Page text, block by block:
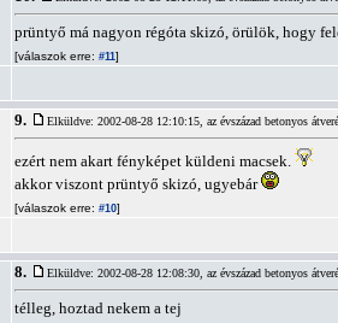
prüntyő má nagyon régóta skizó, örülök, hogy
[válaszok erre: #11]
9. Elküldve: 2002-08-28 12:10:15, az évszázad betonyos
ezért nem akart fényképet küldeni macsek.
akkor viszont prüntyő skizó, ugyebár
[válaszok erre: #10]
8. Elküldve: 2002-08-28 12:08:30, az évszázad betonyos
télleg, hoztad nekem a tej